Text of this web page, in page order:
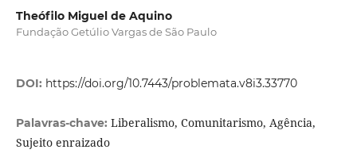
Theófilo Miguel de Aquino
Fundação Getúlio Vargas de São Paulo
DOI: https://doi.org/10.7443/problemata.v8i3.33770
Palavras-chave: Liberalismo, Comunitarismo, Agência,
Sujeito enraizado